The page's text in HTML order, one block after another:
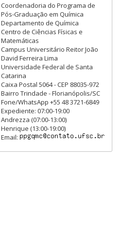
Coordenadoria do Programa de
Pós-Graduação em Química
Departamento de Química
Centro de Ciências Físicas e
Matemáticas
Campus Universitário Reitor João
David Ferreira Lima
Universidade Federal de Santa
Catarina
Caixa Postal 5064 - CEP 88035-972
Bairro Trindade - Florianópolis/SC
Fone/WhatsApp +55 48 3721-6849
Expediente: 07:00-19:00
Andrezza (07:00-13:00)
Henrique (13:00-19:00)
Email: